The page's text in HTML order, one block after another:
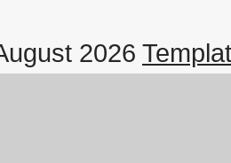
2026